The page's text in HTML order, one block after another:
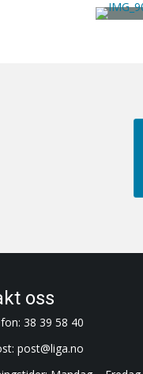
oss
38 39 58 40
post@liga.no